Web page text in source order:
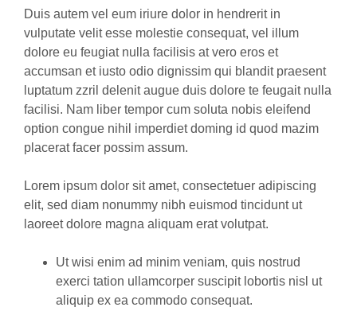
Duis autem vel eum iriure dolor in hendrerit in
vulputate velit esse molestie consequat, vel illum
dolore eu feugiat nulla facilisis at vero eros et
accumsan et iusto odio dignissim qui blandit praesent
luptatum zzril delenit augue duis dolore te feugait nulla
facilisi. Nam liber tempor cum soluta nobis eleifend
option congue nihil imperdiet doming id quod mazim
placerat facer possim assum.
Lorem ipsum dolor sit amet, consectetuer adipiscing
elit, sed diam nonummy nibh euismod tincidunt ut
laoreet dolore magna aliquam erat volutpat.
Ut wisi enim ad minim veniam, quis nostrud
exerci tation ullamcorper suscipit lobortis nisl ut
aliquip ex ea commodo consequat.